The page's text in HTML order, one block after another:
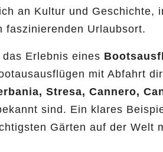
an Kultur und Geschichte,
faszinierenden Urlaubsort.
Erlebnis eines
mit Abfahrt
Stresa, Cannero,
sind. Ein klares
Gärten auf der Welt